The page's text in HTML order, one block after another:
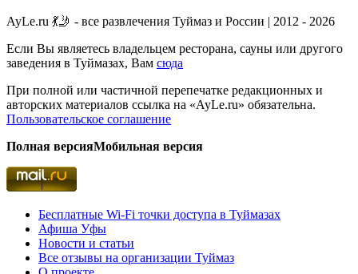
AyLe.ru 💃🤳 - все развлечения Туймаз и России | 2012 - 2026
Если Вы являетесь владельцем ресторана, сауны или другого
заведения в Туймазах, Вам сюда
При полной или частичной перепечатке редакционных и
авторских материалов ссылка на «AyLe.ru» обязательна.
Пользовательское соглашение
Полная версияМобильная версия
Бесплатные Wi-Fi точки доступа в Туймазах
Афиша Уфы
Новости и статьи
Все отзывы на организации Туймаз